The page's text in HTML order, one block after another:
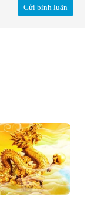
Gửi bình luận